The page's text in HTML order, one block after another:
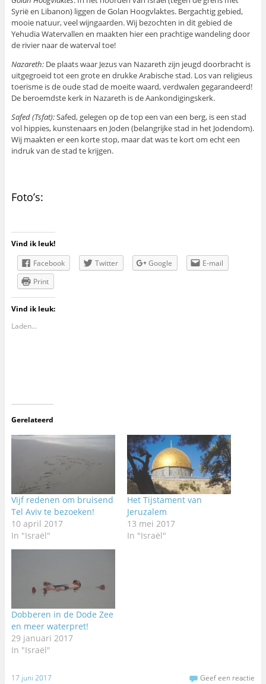
Syrië en Libanon) liggen de Golan Hoogvlaktes. Bergachtig gebied,
mooie natuur, veel wijngaarden. Wij bezochten in dit gebied de
Yehudia Watervallen en maakten hier een prachtige wandeling door
de rivier naar de waterval toe!
Nazareth: De plaats waar Jezus van Nazareth zijn jeugd doorbracht is
uitgegroeid tot een grote en drukke Arabische stad. Los van religieus
toerisme is de oude stad de moeite waard, verdwalen gegarandeerd!
De beroemdste kerk in Nazareth is de Aankondigingskerk.
Safed (Tsfat):Safed, gelegen op de top een van een berg, is een stad
vol hippies, kunstenaars en Joden (belangrijke stad in het Jodendom).
Wij maakten er een korte stop, maar dat was te kort om echt een
indruk van de stad te krijgen.
Foto’s:
Vind ik leuk!
Facebook
Twitter Google
E-mail
Print
Vind ik leuk:
Laden…
Gerelateerd
Vijf redenen om bruisend
Tel Aviv te bezoeken!
10 april 2017
In "Israël"
Het Tijstament van
Jeruzalem
13 mei 2017
In "Israël"
Dobberen in de Dode Zee
en meer waterpret!
29 januari 2017
In "Israël"
17 juni 2017 Geef een reactie